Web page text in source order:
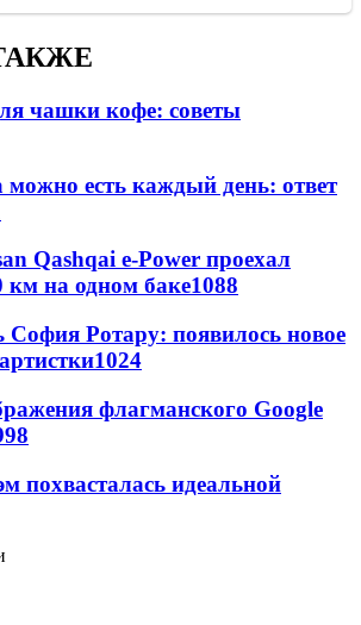
чашки кофе: советы
можно есть каждый день: ответ
Qashqai e-Power проехал
км на одном баке1088
София Ротару: появилось новое
1024
флагманского Google
похвасталась идеальной